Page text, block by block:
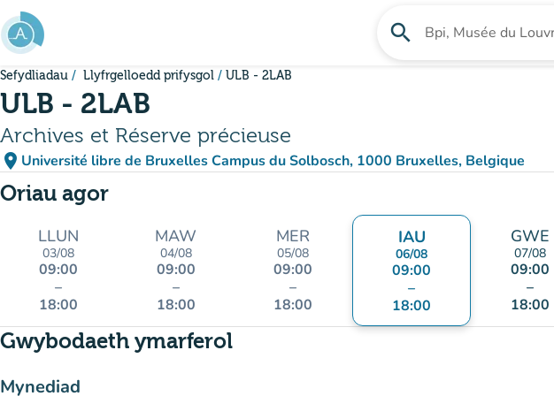
Mynd i'r prif gynnwys
search Chwilio am sefydliad
Sefydliadau Llyfrgelloedd prifysgol ULB - 2LAB
ULB - 2LAB
Archives et Réserve précieuse
place Université libre de Bruxelles Campus du Solbosch, 1000 Bruxelles, Belgique
(agor yn Google Maps)
(tab newydd)
Oriau agor
LLUN
03/08
09:00
–
18:00
MAW
04/08
09:00
–
18:00
MER
05/08
09:00
–
18:00
IAU
06/08
09:00
–
18:00
GWE
07/08
09:00
–
18:00
Gwybodaeth ymarferol
Mynediad